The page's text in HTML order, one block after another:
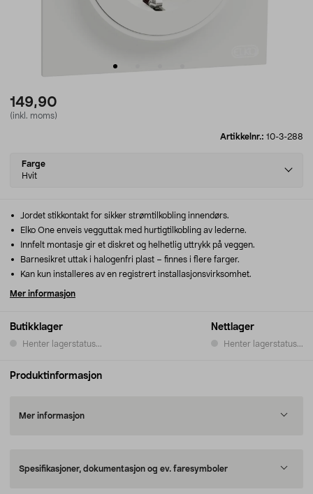
149,90
(inkl. moms)
Artikkelnr.: 10-3-288
Select
variant
Farge
Hvit
Butikklager
Henter lagerstatus...
Nettlager
Henter lagerstatus...
Jordet stikkontakt for sikker strømtilkobling innendørs.
Elko One enveis vegguttak med hurtigtilkobling av lederne.
Innfelt montasje gir et diskret og helhetlig uttrykk på veggen.
Barnesikret uttak i halogenfri plast – finnes i flere farger.
Kan kun installeres av en registrert installasjonsvirksomhet.
Mer informasjon
Produktinformasjon
Mer informasjon
Spesifikasjoner, dokumentasjon og ev. faresymboler